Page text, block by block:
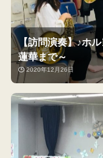
【訪問演奏】♪ホ
蓮華まで～
2020年12月26日